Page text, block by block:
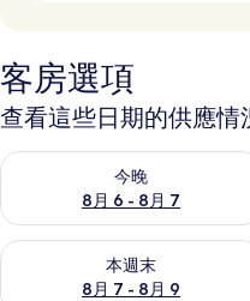
客房選項
查看這些日期的供應情
今晚
8月 6 - 8月 7
查看今晚 (8月 6 - 8月 7) 的供
本週末
8月 7 - 8月 9
查看本週末 (8月 7 - 8月 9) 的